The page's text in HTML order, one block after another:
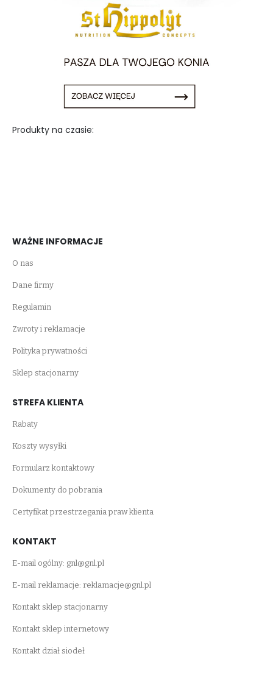
Produkty na czasie:
WAŻNE INFORMACJE
O nas
Dane firmy
Regulamin
Zwroty i reklamacje
Polityka prywatności
Sklep stacjonarny
STREFA KLIENTA
Rabaty
Koszty wysyłki
Formularz kontaktowy
Dokumenty do pobrania
Certyfikat przestrzegania praw klienta
KONTAKT
E-mail ogólny: gnl@gnl.pl
E-mail reklamacje: reklamacje@gnl.pl
Kontakt sklep stacjonarny
Kontakt sklep internetowy
Kontakt dział siodeł